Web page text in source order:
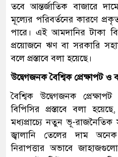
তবে আন্তর্জাতিক বাজারে
মূল্যের পরিবর্তনের কারণে
পারে। এই আমদানির টাকা
প্রয়োজনে ঋণ বা সরকারি
বলে প্রস্তাবে বলা হয়েছে।
উদ্বেগজনক বৈশ্বিক প্রেক্ষাপট ও
বৈশ্বিক উদ্বেগজনক
বিপিসির প্রস্তাবে বলা
মধ্যপ্রাচ্যে নতুন ভূ-রাজনৈতিক
জ্বালানি তেলের দাম
নিরাপত্তার অভাবে